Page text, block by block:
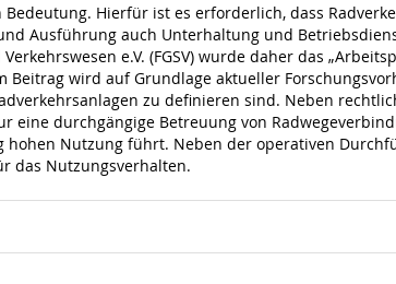
Hierfür ist es erforderlich, dass
Ausführung auch Unterhaltung und
e.V. (FGSV) wurde daher das
Beitrag wird auf Grundlage aktueller
zu definieren sind. Neben
durchgängige Betreuung von
Nutzung führt. Neben der operativen
das Nutzungsverhalten.